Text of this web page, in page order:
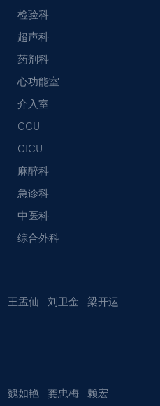
检验科
超声科
药剂科
心功能室
介入室
CCU
CICU
麻醉科
急诊科
中医科
综合外科
王孟仙 刘卫金
梁开运
魏如艳 龚忠梅 赖宏